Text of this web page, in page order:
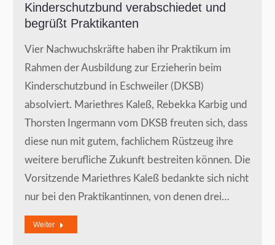
Kinderschutzbund verabschiedet und
begrüßt Praktikanten
Vier Nachwuchskräfte haben ihr Praktikum im
Rahmen der Ausbildung zur Erzieherin beim
Kinderschutzbund in Eschweiler (DKSB)
absolviert. Mariethres Kaleß, Rebekka Karbig und
Thorsten Ingermann vom DKSB freuten sich, dass
diese nun mit gutem, fachlichem Rüstzeug ihre
weitere berufliche Zukunft bestreiten können. Die
Vorsitzende Mariethres Kaleß bedankte sich nicht
nur bei den Praktikantinnen, von denen drei…
Weiter